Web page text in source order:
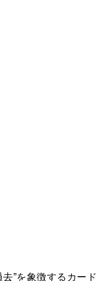
”を象徴するカード